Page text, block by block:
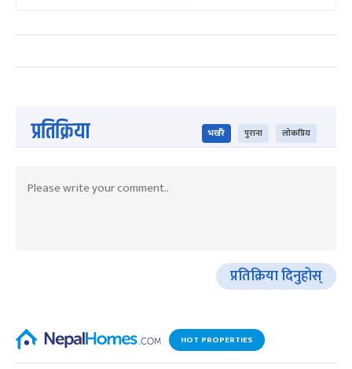
प्रतिक्रिया भर्खरै पुराना लोकप्रिय
प्रतिक्रिया दिनुहोस्
HOT PROPERTIES